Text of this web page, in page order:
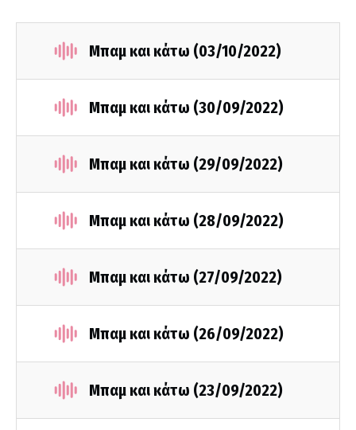
Μπαμ και κάτω (03/10/2022)
Μπαμ και κάτω (30/09/2022)
Μπαμ και κάτω (29/09/2022)
Μπαμ και κάτω (28/09/2022)
Μπαμ και κάτω (27/09/2022)
Μπαμ και κάτω (26/09/2022)
Μπαμ και κάτω (23/09/2022)